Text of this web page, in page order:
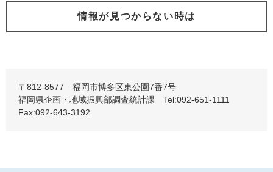
情報が見つからない時は
〒812-8577 福岡市博多区東公園7番7号
福岡県企画・地域振興部調査統計課 Tel:092-651-1111
Fax:092-643-3192